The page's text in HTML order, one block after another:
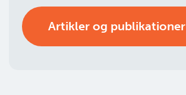
Artikler og publikationer